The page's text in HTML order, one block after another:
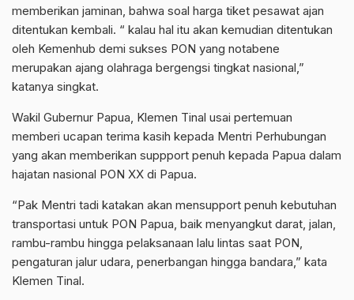
memberikan jaminan, bahwa soal harga tiket pesawat ajan
ditentukan kembali. “ kalau hal itu akan kemudian ditentukan
oleh Kemenhub demi sukses PON yang notabene
merupakan ajang olahraga bergengsi tingkat nasional,”
katanya singkat.
Wakil Gubernur Papua, Klemen Tinal usai pertemuan
memberi ucapan terima kasih kepada Mentri Perhubungan
yang akan memberikan suppport penuh kepada Papua dalam
hajatan nasional PON XX di Papua.
“Pak Mentri tadi katakan akan mensupport penuh kebutuhan
transportasi untuk PON Papua, baik menyangkut darat, jalan,
rambu-rambu hingga pelaksanaan lalu lintas saat PON,
pengaturan jalur udara, penerbangan hingga bandara,” kata
Klemen Tinal.